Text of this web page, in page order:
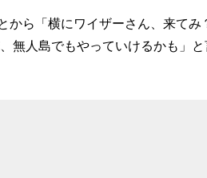
から「横にワイザーさん、来てみ
無人島でもやっていけるかも」